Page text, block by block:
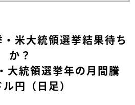
・米大統領選挙結果待ち
か？
大統領選挙年の月間騰
円（日足）